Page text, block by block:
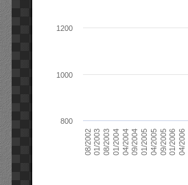
08/200201/200308/200301/200404/200409/200401/200504/200509/200501/200604/2006
800
1000
1200